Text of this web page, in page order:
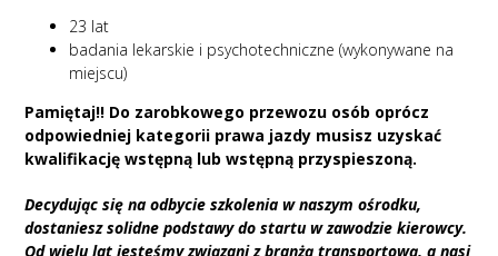
23 lat
badania lekarskie i psychotechniczne (wykonywane na
miejscu)
Pamiętaj!! Do zarobkowego przewozu osób oprócz
odpowiedniej kategorii prawa jazdy musisz uzyskać
kwalifikację wstępną lub wstępną przyspieszoną.
Decydując się na odbycie szkolenia w naszym ośrodku,
dostaniesz solidne podstawy do startu w zawodzie kierowcy.
Od wielu lat jesteśmy związani z branżą transportową, a nasi